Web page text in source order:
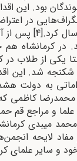
بود. این
[4] پس از
در کرمانشاه
یکی از طلاب در
شکنجه شد. این
به دولت
کاظمی که
علما و مراجع قم
مفاد لایحه
و سایر علمای